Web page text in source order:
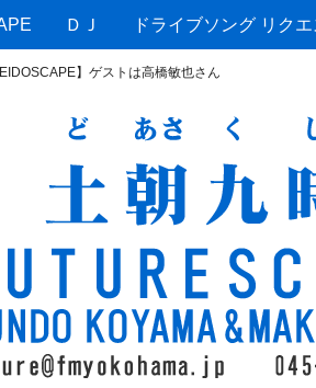
ＤＪ ドライブソング リクエ
】ゲストは高橋敏也さん